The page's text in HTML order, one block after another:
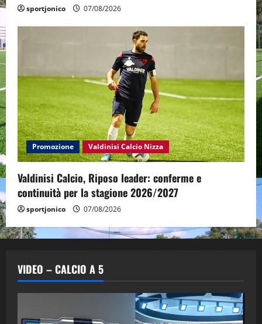
sportjonico 07/08/2026
Promozione Valdinisi Calcio Nizza
Valdinisi Calcio, Riposo leader: conferme e
continuità per la stagione 2026/2027
sportjonico 07/08/2026
VIDEO – CALCIO A 5